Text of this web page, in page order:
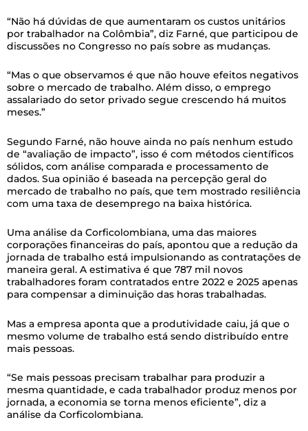
“Não há dúvidas de que aumentaram os custos unitários
por trabalhador na Colômbia”, diz Farné, que participou de
discussões no Congresso no país sobre as mudanças.
“Mas o que observamos é que não houve efeitos negativos
sobre o mercado de trabalho. Além disso, o emprego
assalariado do setor privado segue crescendo há muitos
meses.”
Segundo Farné, não houve ainda no país nenhum estudo
de “avaliação de impacto”, isso é com métodos científicos
sólidos, com análise comparada e processamento de
dados. Sua opinião é baseada na percepção geral do
mercado de trabalho no país, que tem mostrado resiliência
com uma taxa de desemprego na baixa histórica.
Uma análise da Corficolombiana, uma das maiores
corporações financeiras do país, apontou que a redução da
jornada de trabalho está impulsionando as contratações de
maneira geral. A estimativa é que 787 mil novos
trabalhadores foram contratados entre 2022 e 2025 apenas
para compensar a diminuição das horas trabalhadas.
Mas a empresa aponta que a produtividade caiu, já que o
mesmo volume de trabalho está sendo distribuído entre
mais pessoas.
“Se mais pessoas precisam trabalhar para produzir a
mesma quantidade, e cada trabalhador produz menos por
jornada, a economia se torna menos eficiente”, diz a
análise da Corficolombiana.